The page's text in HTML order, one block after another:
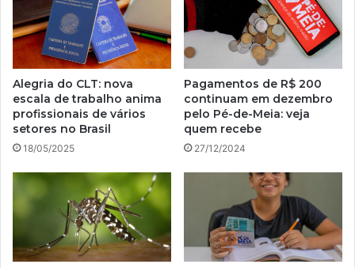
Alegria do CLT: nova
escala de trabalho anima
profissionais de vários
setores no Brasil
18/05/2025
Pagamentos de R$ 200
continuam em dezembro
pelo Pé-de-Meia: veja
quem recebe
27/12/2024